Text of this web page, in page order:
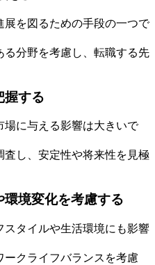
を図るための手段の一つで
分野を考慮し、転職する先
握する
に与える影響は大きいで
し、安定性や将来性を見極
境変化を考慮する
タイルや生活環境にも影響
クライフバランスを考慮